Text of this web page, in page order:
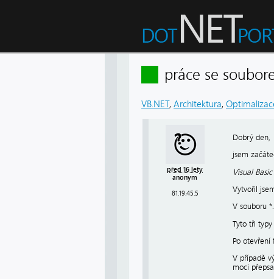
práce se
VB.NET, Architektura,
před 16 lety
anonym
81.19.45.5
Dobrý den,
jsem
Visual
Vytvořil
V souboru
Tyto tři
Po otevření
V případě
moci